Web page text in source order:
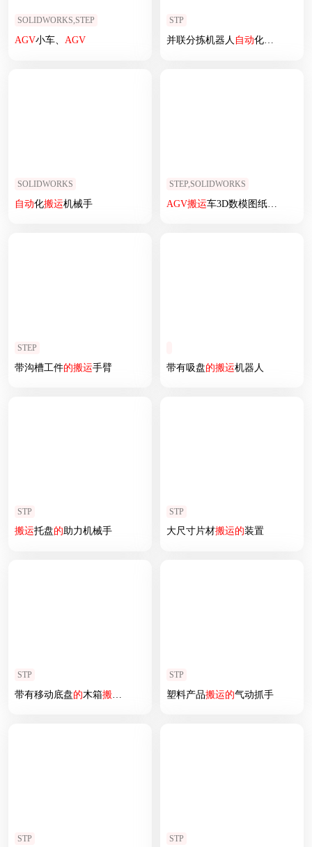
SOLIDWORKS,STEP
AGV小车、 AGV
STP
并联分拣机器人 自动化作业
SOLIDWORKS
自动化搬运机械手
STEP,SOLIDWORKS
AGV搬运车3D数模图纸 Solidworks设计 附STEP格式
STEP
带沟槽工件的搬运手臂 带有吸盘的搬运机器人
STP
搬运托盘的助力机械手
STP
大尺寸片材搬运的装置
STP
带有移动底盘的木箱搬运
STP
塑料产品搬运的气动抓手
STP STP